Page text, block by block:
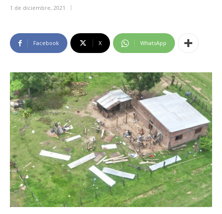
1 de diciembre, 2021
Facebook X WhatsApp